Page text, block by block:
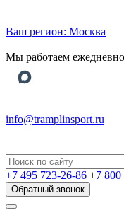
Ваш регион: Москва
Мы работаем
info@tramplinsport.ru
+7 495 723-26-86 +7 800
Обратный звонок